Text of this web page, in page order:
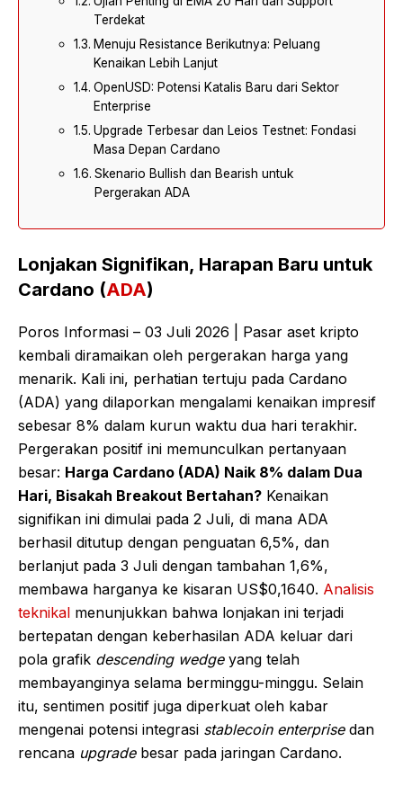
Terdekat
Menuju Resistance Berikutnya: Peluang
Kenaikan Lebih Lanjut
OpenUSD: Potensi Katalis Baru dari Sektor
Enterprise
Upgrade Terbesar dan Leios Testnet: Fondasi
Masa Depan Cardano
Skenario Bullish dan Bearish untuk
Pergerakan ADA
Lonjakan Signifikan, Harapan Baru untuk
Cardano (ADA)
Poros Informasi – 03 Juli 2026 | Pasar aset kripto
kembali diramaikan oleh pergerakan harga yang
menarik. Kali ini, perhatian tertuju pada Cardano
(ADA) yang dilaporkan mengalami kenaikan impresif
sebesar 8% dalam kurun waktu dua hari terakhir.
Pergerakan positif ini memunculkan pertanyaan
besar: Harga Cardano (ADA) Naik 8% dalam Dua
Hari, Bisakah Breakout Bertahan? Kenaikan
signifikan ini dimulai pada 2 Juli, di mana ADA
berhasil ditutup dengan penguatan 6,5%, dan
berlanjut pada 3 Juli dengan tambahan 1,6%,
membawa harganya ke kisaran US$0,1640. Analisis
teknikal menunjukkan bahwa lonjakan ini terjadi
bertepatan dengan keberhasilan ADA keluar dari
pola grafik descending wedgeyang telah
membayanginya selama berminggu-minggu. Selain
itu, sentimen positif juga diperkuat oleh kabar
mengenai potensi integrasi stablecoin enterprisedan
rencana upgradebesar pada jaringan Cardano.